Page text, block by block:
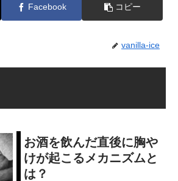
Facebook コピー
vanilla-ice
お酒を飲んだ直後に胸や
けが起こるメカニズムと
は？